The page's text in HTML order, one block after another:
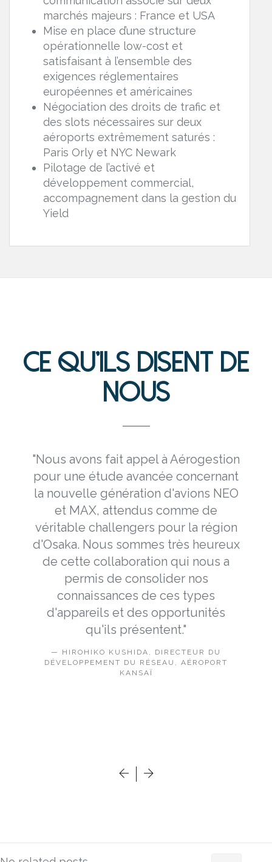
marchés majeurs : France et USA
Mise en place d’une structure
opérationnelle low-cost et
satisfaisant à l’ensemble des
exigences réglementaires
européennes et américaines
Négociation des droits de trafic et
des slots nécessaires sur deux
aéroports extrêmement saturés :
Paris Orly et NYC Newark
Pilotage de l’activé et
développement commercial,
accompagnement dans la gestion du
Yield
CE QU’ILS DISENT DE
NOUS
"Aérogestion accompagne
FrenchBee depuis sa création sur les
enjeux liés à la stratégie de réseau,
au pricing et au Revenue
Management. Les consultants
d’Aérogestion se sont parfaitement
intégrés aux équipes FrenchBee et
nous apportent des solutions
efficaces qui répondent
complètement à nos attentes."
SOPHIE HOCQUEZ, DIRECTRICE